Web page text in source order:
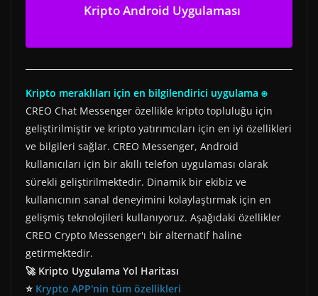
Kripto Android Uygulaması
Kripto meraklıları için en bilgilendirici uygulama ⍟
CREO Chat Messenger özellikle kripto topluluğu için
geliştirilmiştir ve kripto yatırımcıları için en iyi özellikleri
ve bilgileri sağlar. CREO Messenger, Android
kullanıcıları için bir akıllı telefon uygulaması olarak
sürekli geliştirilmektedir. Dinamik bir ekibiz ve
kullanıcının sanal deneyimini kolaylaştırmak için en
gelişmiş teknolojileri kullanıyoruz. Aşağıdaki özellikler
CREO Crypto Messenger'ı bir alternatif haline
getirmektedir.
🚀 Kripto Uygulama Yol Haritası
⭐ Krypto APP'nin tüm özellikleri